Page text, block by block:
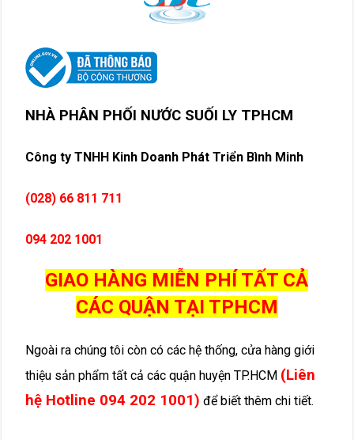
NHÀ PHÂN PHỐI NƯỚC SUỐI LY TPHCM
Công ty TNHH Kinh Doanh Phát Triển Bình Minh
(028) 66 811 711
094 202 1001
GIAO HÀNG MIỄN PHÍ TẤT CẢ
CÁC QUẬN TẠI TPHCM
Ngoài ra chúng tôi còn có các hệ thống, cửa hàng giới
thiệu sản phẩm tất cả các quận huyện TP.HCM (Liên
hệ Hotline 094 202 1001) để biết thêm chi tiết.